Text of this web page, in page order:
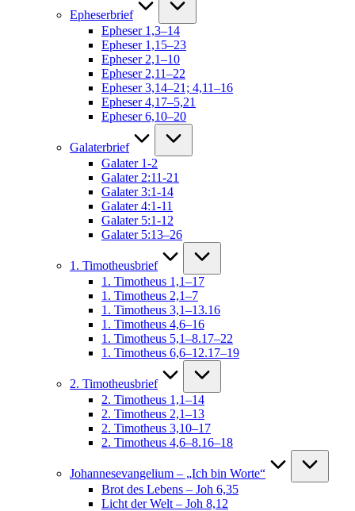
Epheserbrief
Epheser 1,3–14
Epheser 1,15–23
Epheser 2,1–10
Epheser 2,11–22
Epheser 3,14–21; 4,11–16
Epheser 4,17–5,21
Epheser 6,10–20
Galaterbrief
Galater 1-2
Galater 2:11-21
Galater 3:1-14
Galater 4:1-11
Galater 5:1-12
Galater 5:13–26
1. Timotheusbrief
1. Timotheus 1,1–17
1. Timotheus 2,1–7
1. Timotheus 3,1–13.16
1. Timotheus 4,6–16
1. Timotheus 5,1–8.17–22
1. Timotheus 6,6–12.17–19
2. Timotheusbrief
2. Timotheus 1,1–14
2. Timotheus 2,1–13
2. Timotheus 3,10–17
2. Timotheus 4,6–8.16–18
Johannesevangelium – „Ich bin Worte“
Brot des Lebens – Joh 6,35
Licht der Welt – Joh 8,12